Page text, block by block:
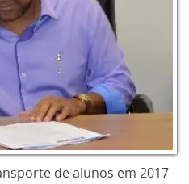
de alunos em 2017